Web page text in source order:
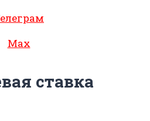
Max
ставка